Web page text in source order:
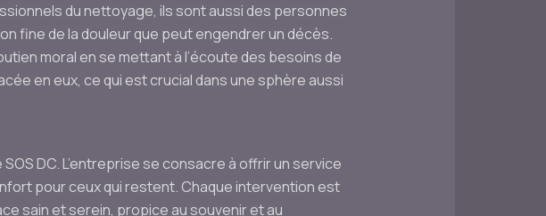
du nettoyage, ils sont aussi des personnes
fine de la douleur que peut engendrer un décès.
moral en se mettant à l’écoute des besoins de
en eux, ce qui est crucial dans une sphère aussi
DC. L’entreprise se consacre à offrir un service
pour ceux qui restent. Chaque intervention est
sain et serein, propice au souvenir et au